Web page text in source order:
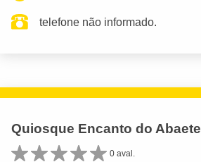
telefone não informado.
Quiosque Encanto do Abaete
0 aval.